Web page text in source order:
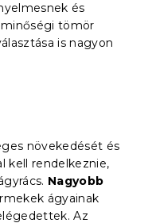
és
minőségi tömör
is nagyon
növekedését és
kell rendelkeznie,
Nagyobb
ágyainak
Az